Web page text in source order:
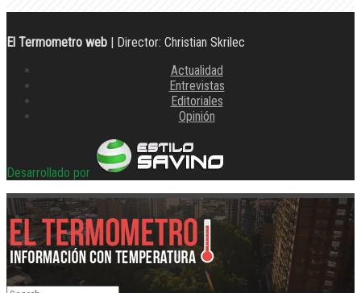
El Termometro web | Director: Christian Skrilec
Actualidad
Entrevistas
Editoriales
Opinión
Desarrollado por